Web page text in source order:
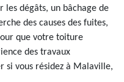
dégâts, un bâchage de
des causes des fuites,
que votre toiture
des travaux
si vous résidez à Malaville,